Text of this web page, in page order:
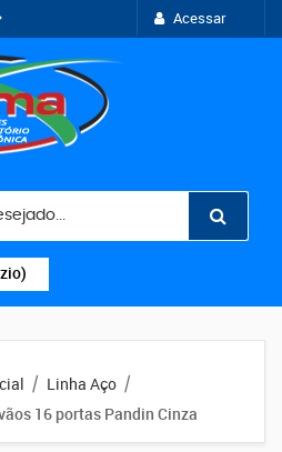
Acessar
/ Linha Aço /
16 portas Pandin Cinza